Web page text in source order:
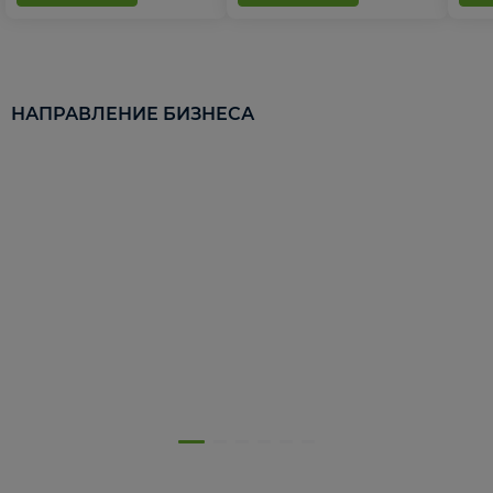
НАПРАВЛЕНИЕ БИЗНЕСА